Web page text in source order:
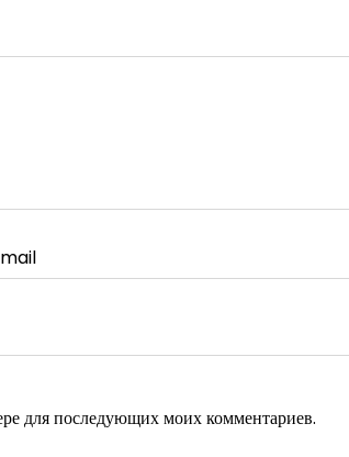
для последующих моих комментариев.